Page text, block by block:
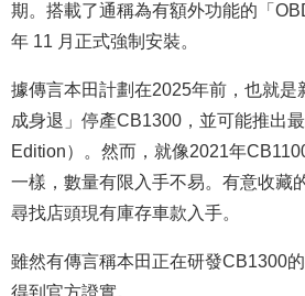
期。搭載了通稱為有額外功能的「
年 11 月正式強制安裝。
據傳言本田計劃在2025年前，也就是
成身退」停產CB1300，並可能推出
Edition）。然而，就像2021年
一樣，數量有限入手不易。有意收藏
尋找店頭現有庫存車款入手。
雖然有傳言稱本田正在研發CB1300
得到官方證實。